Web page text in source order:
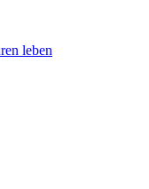
leben